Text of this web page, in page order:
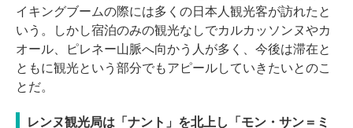
イキングブームの際には多くの日本人観光客が訪れたと
いう。しかし宿泊のみの観光なしでカルカッソンヌやカ
オール、ピレネー山脈へ向かう人が多く、今後は滞在と
ともに観光という部分でもアピールしていきたいとのこ
とだ。
レンヌ観光局は「ナント」を北上し「モン・サン＝ミ